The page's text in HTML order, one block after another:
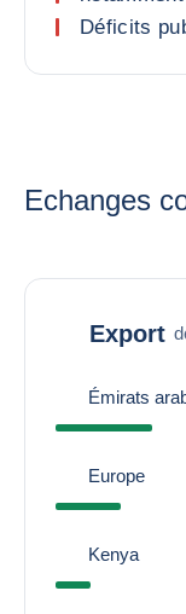
Déficits
Echanges
Export
Émirats
Europe
Kenya